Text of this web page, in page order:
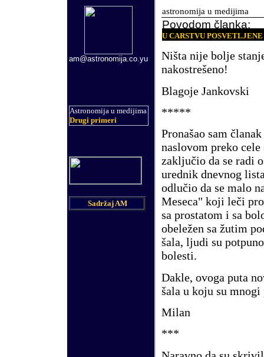
am@astronomija.co.yu
Astronomija u medijima
Drugi primeri
Sadržaj AM
astronomija u medijima
Povodom članka:
U CARSTVU
Ništa nije bolje
nakostrešeno!
Blagoje Jankovski
*****
Pronašao sam č
naslovom preko cele
zaključio da se radi
urednik dnevnog
odlučio da se malo
Meseca" koji leči pro
sa prostatom i sa
obeležen sa žutim
šala, ljudi su
bolesti.
Dakle, ovoga puta
šala u koju su
Milan
***